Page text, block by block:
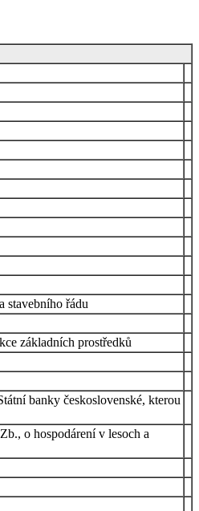
stavebního řádu
základních prostředků
banky československé, kterou
o hospodárení v lesoch a